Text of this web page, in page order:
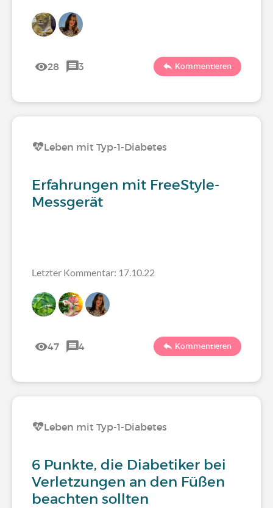
28 3 Kommentieren
Leben mit Typ-1-Diabetes
Erfahrungen mit FreeStyle-
Messgerät
Letzter Kommentar: 17.10.22
47 4 Kommentieren
Leben mit Typ-1-Diabetes
6 Punkte, die Diabetiker bei
Verletzungen an den Füßen
beachten sollten